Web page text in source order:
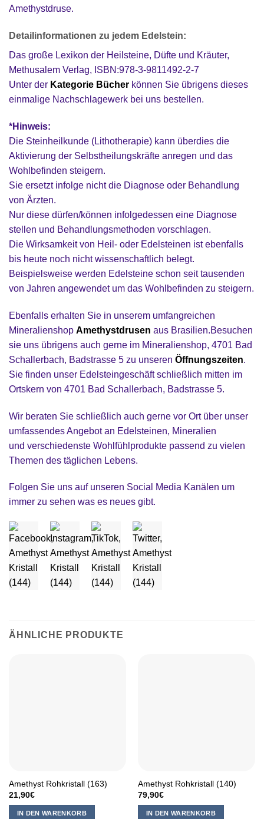
Amethystdruse.
Detailinformationen zu jedem Edelstein:
Das große Lexikon der Heilsteine, Düfte und Kräuter,
Methusalem Verlag, ISBN:978-3-9811492-2-7
Unter der Kategorie Bücher können Sie übrigens dieses
einmalige Nachschlagewerk bei uns bestellen.
*Hinweis:
Die Steinheilkunde (Lithotherapie) kann überdies die
Aktivierung der Selbstheilungskräfte anregen und das
Wohlbefinden steigern.
Sie ersetzt infolge nicht die Diagnose oder Behandlung
von Ärzten.
Nur diese dürfen/können infolgedessen eine Diagnose
stellen und Behandlungsmethoden vorschlagen.
Die Wirksamkeit von Heil- oder Edelsteinen ist ebenfalls
bis heute noch nicht wissenschaftlich belegt.
Beispielsweise werden Edelsteine schon seit tausenden
von Jahren angewendet um das Wohlbefinden zu steigern.
Ebenfalls erhalten Sie in unserem umfangreichen
Mineralienshop Amethystdrusen aus Brasilien.Besuchen
sie uns übrigens auch gerne im Mineralienshop, 4701 Bad
Schallerbach, Badstrasse 5 zu unseren Öffnungszeiten.
Sie finden unser Edelsteingeschäft schließlich mitten im
Ortskern von 4701 Bad Schallerbach, Badstrasse 5.
Wir beraten Sie schließlich auch gerne vor Ort über unser
umfassendes Angebot an Edelsteinen, Mineralien
und verschiedenste Wohlfühlprodukte passend zu vielen
Themen des täglichen Lebens.
Folgen Sie uns auf unseren Social Media Kanälen um
immer zu sehen was es neues gibt.
ÄHNLICHE PRODUKTE
Amethyst Rohkristall (163)
21,90€
IN DEN WARENKORB
Amethyst Rohkristall (140)
79,90€
IN DEN WARENKORB